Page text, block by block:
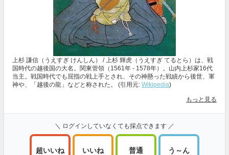
上杉 謙信（うえすぎ けんしん） / 上杉 輝虎（うえすぎ てるとら）は、戦
国時代の越後国の大名。関東管領（1561年 - 1578年）。山内上杉家16代
当主。戦国時代でも屈指の戦上手とされ、その神懸った戦績から後世、軍
神や、「越後の龍」などと称された。 (引用元: Wikipedia)
もっと見る
＼ ログインしていなくても採点できます ／
超いいね いいね 普通 う～ん